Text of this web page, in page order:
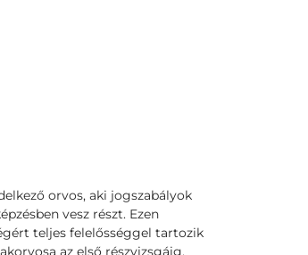
orvos, aki jogszabályok
vesz részt. Ezen
teljes felelősséggel tartozik
az első részvizsgáig,